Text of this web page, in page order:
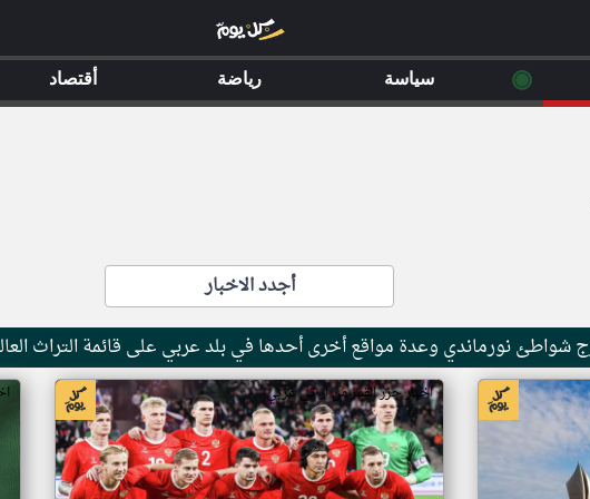
أجدد الاخبار
شواطئ نورماندي وعدة مواقع أخرى أحدها في بلد عربي على قائمة التراث
اخبار جزر القمر من ار تي عربي
◉ سياسة رياضة أقتصاد